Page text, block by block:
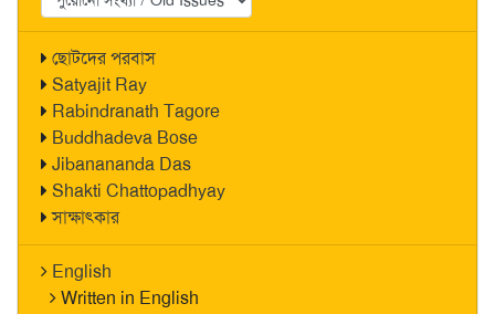
ছোটদের পরবাস
Satyajit Ray
Rabindranath Tagore
Buddhadeva Bose
Jibanananda Das
Shakti Chattopadhyay
সাক্ষাৎকার
English
Written in English